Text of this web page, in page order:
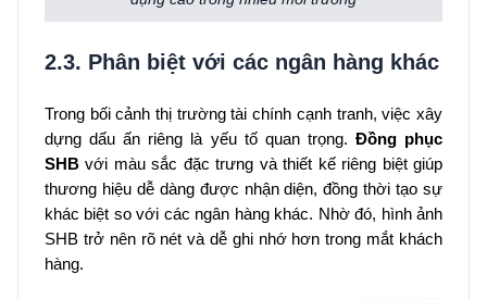
2.3. Phân biệt với các ngân hàng khác
Trong bối cảnh thị trường tài chính cạnh tranh, việc xây
dựng dấu ấn riêng là yếu tố quan trọng. Đồng phục
SHB với màu sắc đặc trưng và thiết kế riêng biệt giúp
thương hiệu dễ dàng được nhận diện, đồng thời tạo sự
khác biệt so với các ngân hàng khác. Nhờ đó, hình ảnh
SHB trở nên rõ nét và dễ ghi nhớ hơn trong mắt khách
hàng.